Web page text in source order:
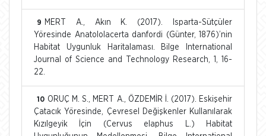
9
MERT A., Akın K. (2017). Isparta-Sütçüler
Yöresinde Anatololacerta danfordi (Günter, 1876)’nin
Habitat Uygunluk Haritalaması. Bilge International
Journal of Science and Technology Research, 1, 16-
22.
10 ORUÇ M. S., MERT A., ÖZDEMİR İ. (2017). Eskişehir
Çatacık Yöresinde, Çevresel Değişkenler Kullanılarak
Kızılgeyik İçin (Cervus elaphus L.) Habitat